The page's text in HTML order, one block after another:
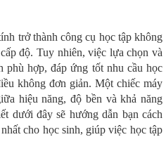
trở thành công cụ học tập không
độ. Tuy nhiên, việc lựa chọn và
phù hợp, đáp ứng tốt nhu cầu học
không đơn giản. Một chiếc máy
hiệu năng, độ bền và khả năng
dưới đây sẽ hướng dẫn bạn cách
cho học sinh, giúp việc học tập